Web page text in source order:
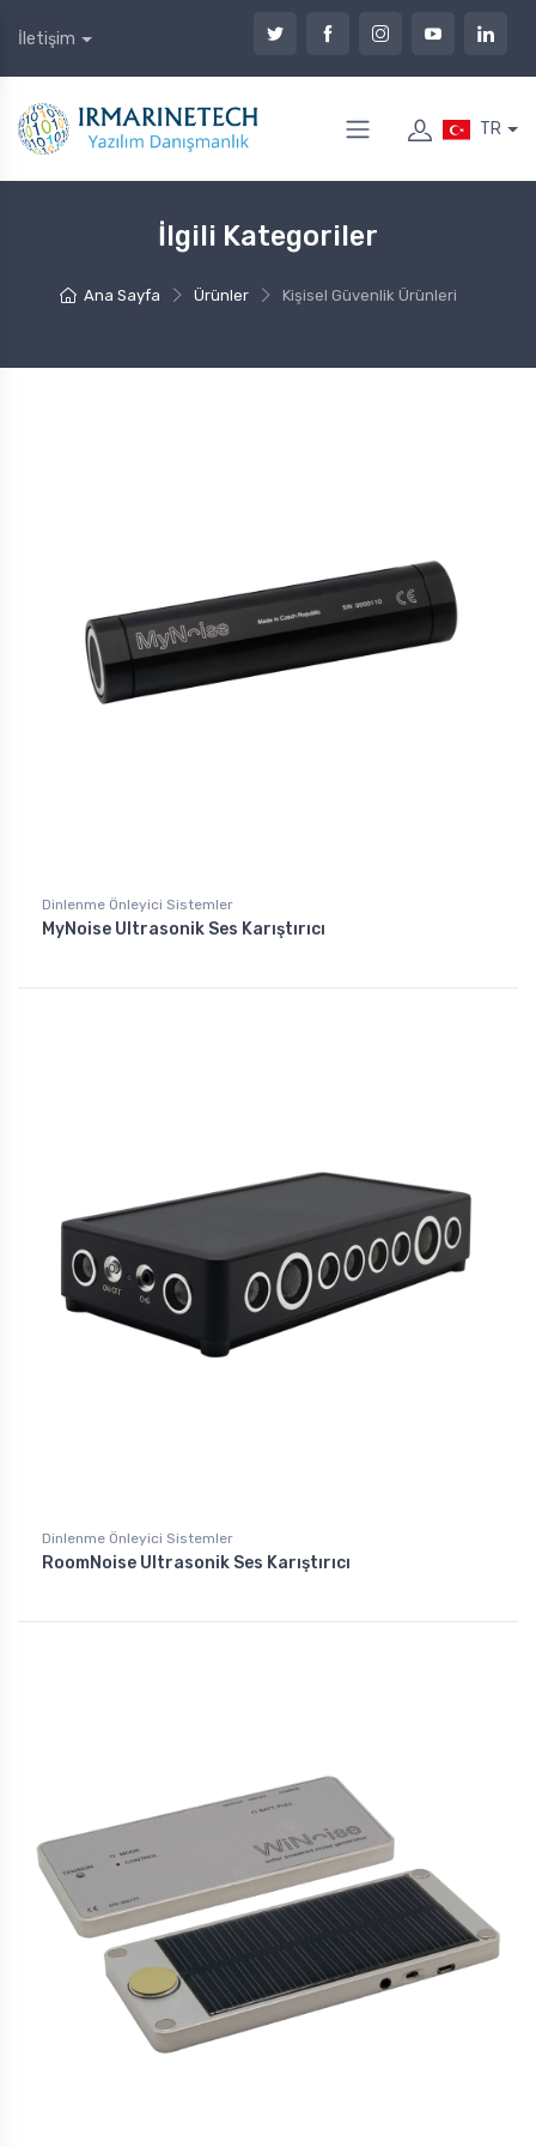
İletişim
TR
İlgili Kategoriler
Ana Sayfa Ürünler Kişisel Güvenlik Ürünleri
Dinlenme Önleyici Sistemler
MyNoise Ultrasonik Ses Karıştırıcı
Dinlenme Önleyici Sistemler
RoomNoise Ultrasonik Ses Karıştırıcı